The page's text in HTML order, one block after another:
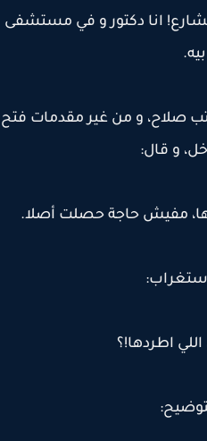
انا دكتور و في مستشفى
و من غير مقدمات فتح
و قال:
مفيش حاجة حصلت أصلا.
اطردها!؟